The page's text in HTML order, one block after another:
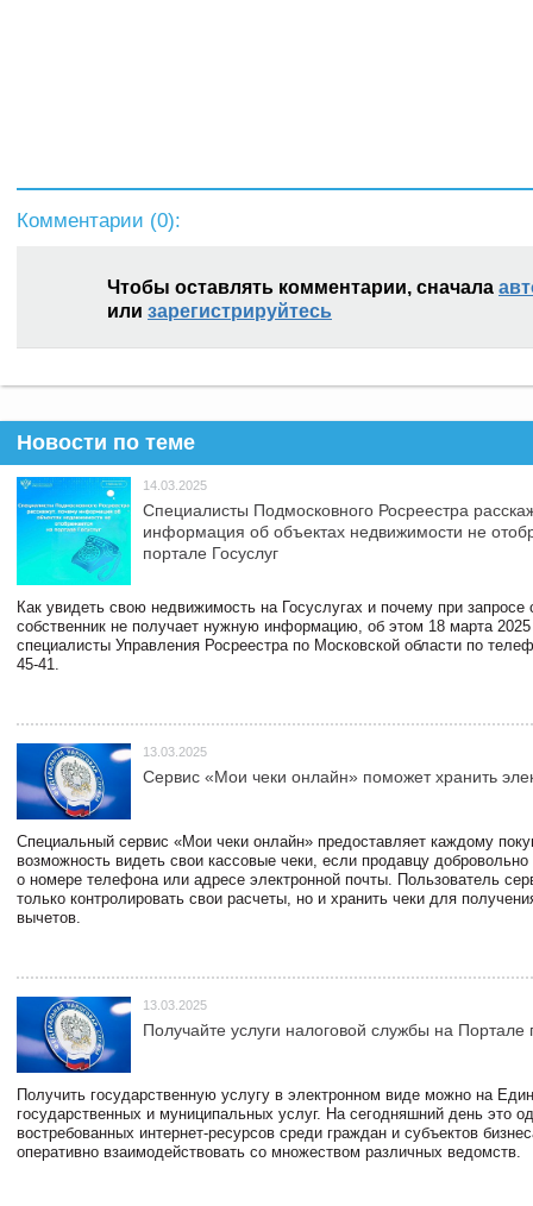
Комментарии (0):
Чтобы оставлять комментарии, сначала
или зарегистрируйтесь
Новости по теме
14.03.2025
Специалисты Подмосковного Росреестра
информация об объектах недвижимости не
портале Госуслуг
Как увидеть свою недвижимость на Госуслугах и почему при запросе
собственник не получает нужную информацию, об этом 18 марта 2025
специалисты Управления Росреестра по Московской области по
45-41.
13.03.2025
Сервис «Мои чеки онлайн» поможет хранить
Специальный сервис «Мои чеки онлайн» предоставляет каждому
возможность видеть свои кассовые чеки, если продавцу
о номере телефона или адресе электронной почты. Пользователь
только контролировать свои расчеты, но и хранить чеки для
вычетов.
13.03.2025
Получайте услуги налоговой службы на Портале
Получить государственную услугу в электронном виде можно на
государственных и муниципальных услуг. На сегодняшний день это
востребованных интернет-ресурсов среди граждан и субъектов
оперативно взаимодействовать со множеством различных ведомств.